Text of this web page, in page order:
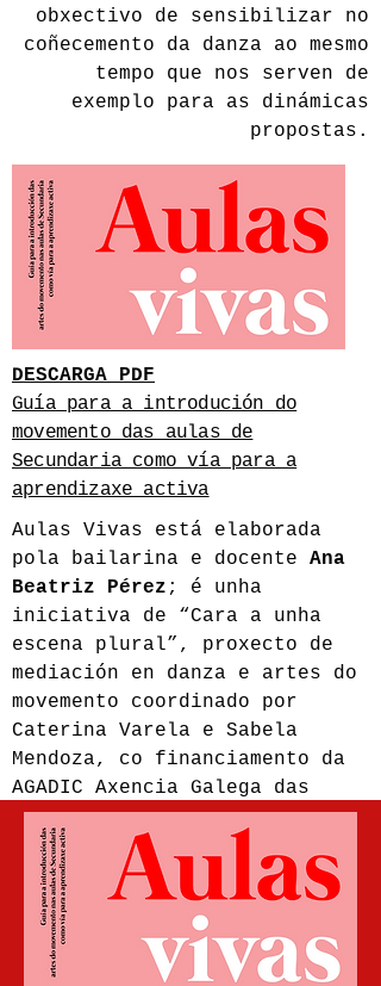
obxectivo de sensibilizar no
coñecemento da danza ao mesmo
tempo que nos serven de
exemplo para as dinámicas
propostas.
DESCARGA PDF
Guía para a introdución do
movemento das aulas de
Secundaria como vía para a
aprendizaxe activa
Aulas Vivas está elaborada
pola bailarina e docente Ana
Beatriz Pérez ; é unha
iniciativa de “Cara a unha
escena plural”, proxecto de
mediación en danza e artes do
movemento coordinado por
Caterina Varela e Sabela
Mendoza, co financiamento da
AGADIC Axencia Galega das
Industrias Culturais.